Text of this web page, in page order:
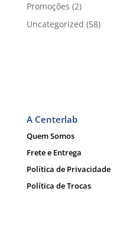
Promoções (2)
Uncategorized (58)
A Centerlab
Quem Somos
Frete e Entrega
Política de Privacidade
Política de Trocas